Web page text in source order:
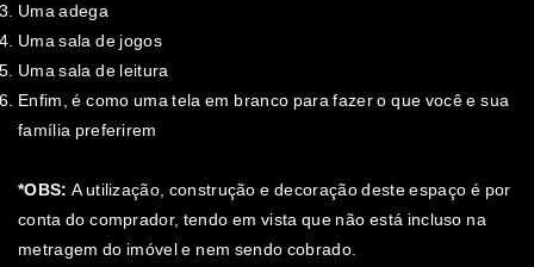
Uma adega
Uma sala de jogos
Uma sala de leitura
Enfim, é como uma tela em branco para fazer o que você e sua
família preferirem
*OBS:A utilização, construção e decoração deste espaço é por
conta do comprador, tendo em vista que não está incluso na
metragem do imóvel e nem sendo cobrado.